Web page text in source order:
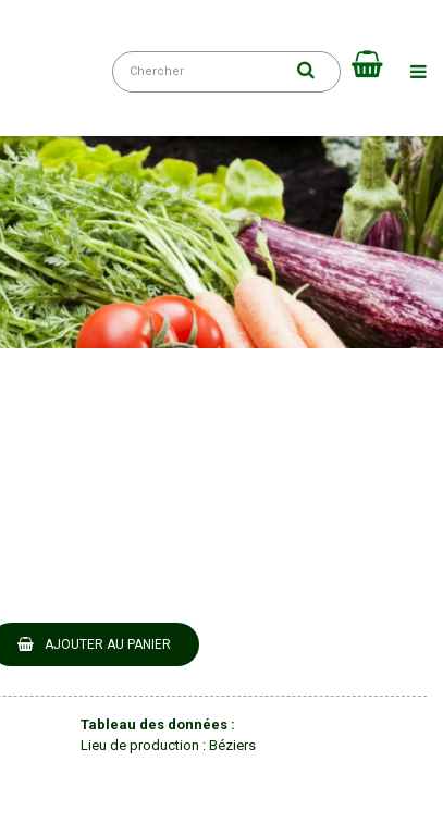
AJOUTER AU PANIER
Tableau des données :
Lieu de production : Béziers